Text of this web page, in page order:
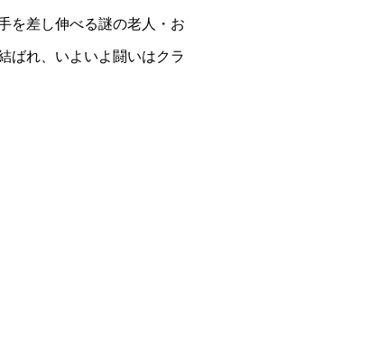
を差し伸べる謎の老人・お
ばれ、いよいよ闘いはクラ